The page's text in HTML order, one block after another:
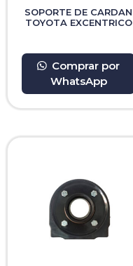
SOPORTE DE CARDAN
TOYOTA EXCENTRICO
Comprar por
WhatsApp